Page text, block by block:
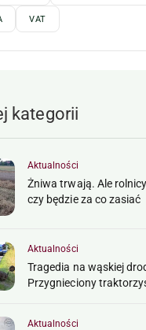
VAT
kategorii
Aktualności
Żniwa trwają. Ale
czy będzie za co zasiać
Aktualności
Tragedia na wąskiej
Przygnieciony
Aktualności